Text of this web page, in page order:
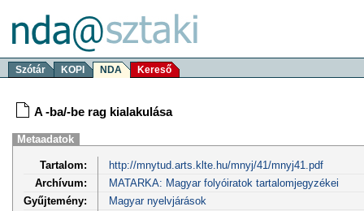
Szótár KOPI NDA Kereső
A -ba/-be rag kialakulása
Metaadatok
Tartalom:
http://mnytud.arts.klte.hu/mnyj/41/mnyj41.pdf
Archívum:
MATARKA: Magyar folyóiratok tartalomjegyzékei
Gyűjtemény:
Magyar nyelvjárások